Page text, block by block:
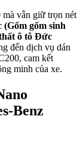
vẫn giữ trọn nét
(Gốm gốm sinh
ô tô Đức
đến dịch vụ dán
cam kết
minh của xe.
Benz